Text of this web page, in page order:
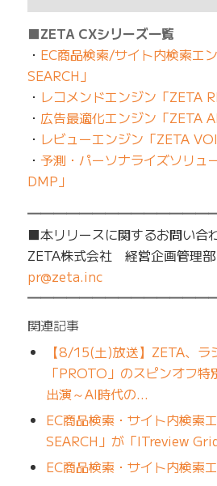
■ZETA CXシリーズ一覧
・ EC商品検索/サイト内検索エ
SEARCH」
・ レコメンドエンジン「ZETA
・ 広告最適化エンジン「ZETA
・ レビューエンジン「ZETA
・ 予測・パーソナライズソリュ
DMP」
■本リリースに関するお問い合
ZETA株式会社 経営企画管理部
pr@zeta.inc
関連記事
【8/15(土)放送】ZETA、ラ
「PROTO」のスピンオフ
出演～AI時代の…
EC商品検索・サイト内検索
SEARCH」が「ITreview
EC商品検索・サイト内検索